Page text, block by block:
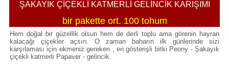
ŞAKAYIK ÇİÇEKLİ KATMERLİ GELİNCİK KARIŞIMI
bir pakette ort. 100 tohum
Hem doğal bir güzellik olsun hem de derli toplu ama görenin hayran
kalacağı çiçekler açsın. O zaman baharın ilk günlerinde sizi
karşılaması için ekmeniz gereken , en gösterişli bitki Peony - Şakayık
çiçekli katmerli Papaver - gelincik.